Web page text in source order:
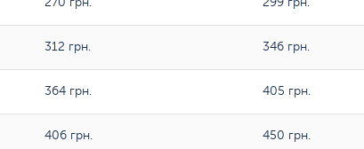
312 грн. 346 грн.
364 грн. 405 грн.
406 грн. 450 грн.